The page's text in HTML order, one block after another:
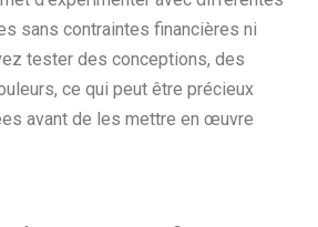
sans contraintes financières ni
tester des conceptions, des
ce qui peut être précieux
avant de les mettre en œuvre